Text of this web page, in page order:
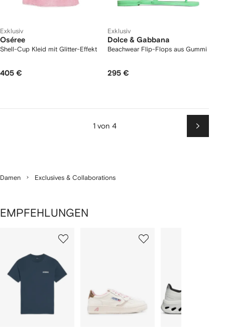
Exklusiv
Oséree
Shell-Cup Kleid mit Glitter-Effekt
405 €
Exklusiv
Dolce & Gabbana
Beachwear Flip-Flops aus Gummi
295 €
1 von 4
Weiter
Damen Exclusives & Collaborations
EMPFEHLUNGEN